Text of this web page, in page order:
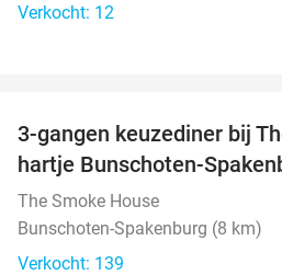
Verkocht: 12
3-gangen keuzediner bij
hartje Bunschoten-
The Smoke House
Bunschoten-Spakenburg (8 km)
Verkocht: 139